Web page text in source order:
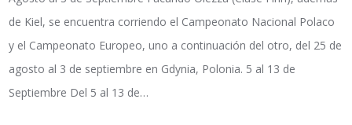
de Kiel, se encuentra corriendo el Campeonato Nacional Polaco
y el Campeonato Europeo, uno a continuación del otro, del 25 de
agosto al 3 de septiembre en Gdynia, Polonia. 5 al 13 de
Septiembre Del 5 al 13 de…